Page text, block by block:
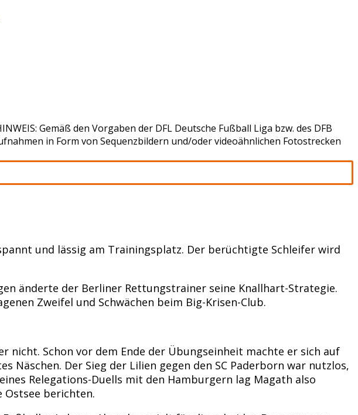
Gemäß den Vorgaben der DFL Deutsche Fußball Liga bzw. des DFB
in Form von Sequenzbildern und/oder videoähnlichen Fotostrecken
und lässig am Trainingsplatz. Der berüchtigte Schleifer wird
änderte der Berliner Rettungstrainer seine Knallhart-Strategie.
Zweifel und Schwächen beim Big-Krisen-Club.
nicht. Schon vor dem Ende der Übungseinheit machte er sich auf
Näschen. Der Sieg der Lilien gegen den SC Paderborn war nutzlos,
Relegations-Duells mit den Hamburgern lag Magath also
Ostsee berichten.